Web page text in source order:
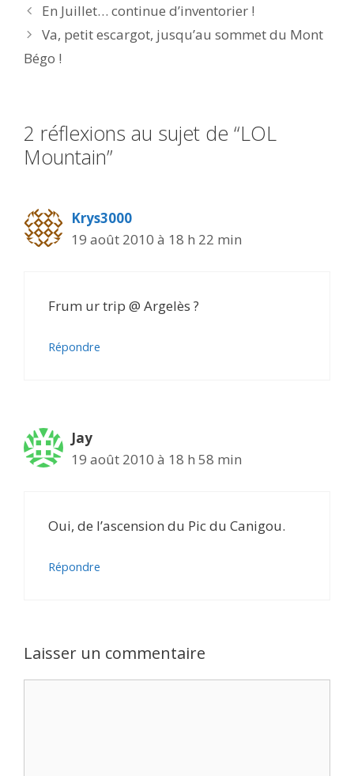
En Juillet… continue d’inventorier !
Va, petit escargot, jusqu’au sommet du Mont
Bégo !
2 réflexions au sujet de “LOL
Mountain”
Krys3000
19 août 2010 à 18 h 22 min
Frum ur trip @ Argelès ?
Répondre
Jay
19 août 2010 à 18 h 58 min
Oui, de l’ascension du Pic du Canigou.
Répondre
Laisser un commentaire